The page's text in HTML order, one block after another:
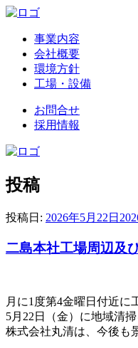
事業内容
会社概要
環境方針
工場・設備
お問合せ
採用情報
投稿
投稿日: 2026年5月22日
二島本社工場周辺及
月に1度第4金曜日付近に
5月22日（金）に地域清掃
株式会社丸清は、今後も